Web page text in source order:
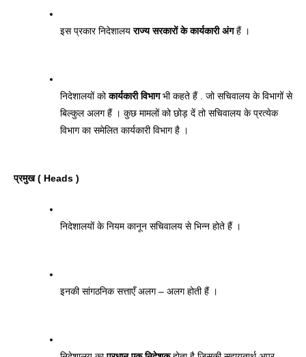
इस प्रकार निदेशालय राज्य सरकारों के कार्यकारी अंग हैं ।
निदेशालयों को कार्यकारी विभाग भी कहते हैं . जो सचिवालय के विभागों से
बिल्कुल अलग हैं । कुछ मामलों को छोड़ दें तो सचिवालय के प्रत्येक
विभाग का समेलित कार्यकारी विभाग है ।
प्रमुख ( Heads )
निदेशालयों के नियम कानून सचिवालय से भिन्न होते हैं ।
इनकी सांगठनिक सत्ताएँ अलग – अलग होती हैं ।